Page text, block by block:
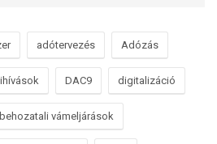
adótervezés Adózás
DAC9 digitalizáció
vámeljárások